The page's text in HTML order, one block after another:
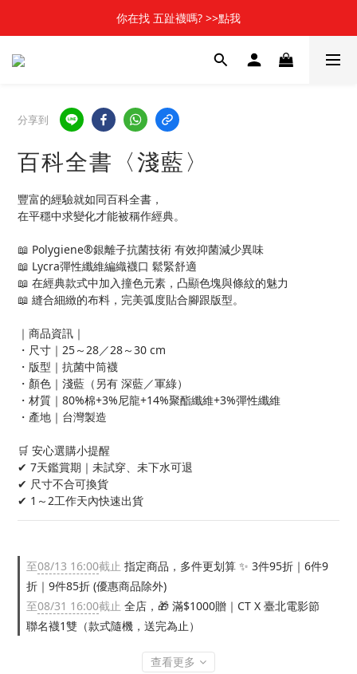
📢新加入會員 可享50元購物金元購物金(立即使用)✨
你在找 五趾襪嗎? >>點我
🎬 \ 全館消費滿$1000，贈北影聯名襪1雙哦 /  🎬
分享到
百科全書〈淺藍〉
豐富的經驗就如同百科全書，
在平穩中求變化才能被稱作經典。
📖 Polygiene®銀離子抗菌技術 有效抑菌減少異味
📖 Lycra彈性纖維編織襪口 鬆緊舒適
📖 在經典款式中加入撞色元素，凸顯色塊與條紋的魅力
📖 縫合細緻的布料，完美弧度貼合腳跟版型。
｜商品資訊｜
・尺寸｜25～28／28～30 cm
・版型｜抗菌中筒襪
・顏色｜淺藍（另有 深藍／軍綠）
・材質｜80%棉+3%尼龍+14%聚酯纖維+3%彈性纖維
・產地｜台灣製造
🛒 安心選購小提醒
✔ 7天鑑賞期｜未試穿、未下水可退
✔ 尺寸不合可換貨
✔ 1～2工作天內快速出貨
至08/13 16:00截止 指定商品，多件更划算 ✨ 3件95折｜6件9
折｜9件85折 (優惠商品除外)
至08/31 16:00截止 全店，🎁 滿$1000贈｜CT X 臺北電影節
聯名襪1雙（款式隨機，送完為止）
查看更多